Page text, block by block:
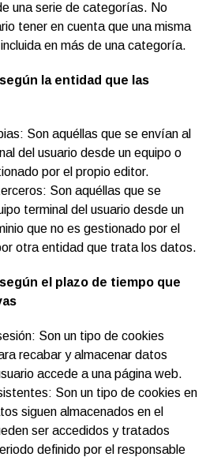
una serie de categorías. No
tener en cuenta que una misma
en más de una categoría.
la entidad que las
Son aquéllas que se envían al
del usuario desde un equipo o
por el propio editor.
Son aquéllas que se
terminal del usuario desde un
que no es gestionado por el
otra entidad que trata los datos.
el plazo de tiempo que
Son un tipo de cookies
recabar y almacenar datos
accede a una página web.
Son un tipo de cookies en
siguen almacenados en el
ser accedidos y tratados
definido por el responsable